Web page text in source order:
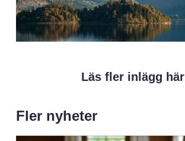
Läs fler inlägg här
Fler nyheter